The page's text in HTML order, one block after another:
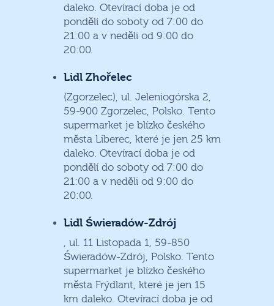
daleko. Otevírací doba je od
pondělí do soboty od 7:00 do
21:00 a v neděli od 9:00 do
20:00.
Lidl Zhořelec
(Zgorzelec), ul. Jeleniogórska 2,
59-900 Zgorzelec, Polsko. Tento
supermarket je blízko českého
města Liberec, které je jen 25 km
daleko. Otevírací doba je od
pondělí do soboty od 7:00 do
21:00 a v neděli od 9:00 do
20:00.
Lidl Świeradów-Zdrój
, ul. 11 Listopada 1, 59-850
Świeradów-Zdrój, Polsko. Tento
supermarket je blízko českého
města Frýdlant, které je jen 15
km daleko. Otevírací doba je od